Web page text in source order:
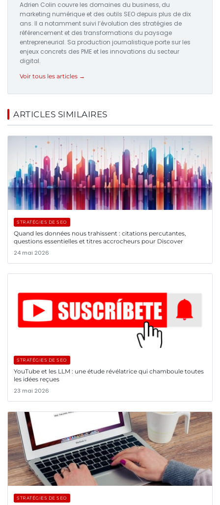
Adrien Colin couvre les domaines du business, du
marketing numérique et des outils SEO depuis plus de dix
ans. Il a notamment suivi l’évolution des stratégies de
référencement et des transformations du paysage
entrepreneurial. Sa production journalistique porte sur les
enjeux concrets des PME et les innovations du secteur
digital.
Voir tous les articles →
ARTICLES SIMILAIRES
STRATÉGIES DE SEO
Quand les données nous trahissent : citations percutantes,
questions essentielles et titres accrocheurs pour Discover
24 mai 2026
STRATÉGIES DE SEO
YouTube et les LLM : une étude révélatrice qui chamboule toutes
les idées reçues
23 mai 2026
STRATÉGIES DE SEO